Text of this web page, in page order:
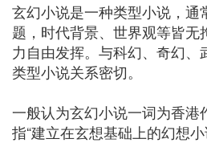
玄幻小说是一种类型小说，通
题，时代背景、世界观等皆无
力自由发挥。与科幻、奇幻、
类型小说关系密切。
一般认为玄幻小说一词为香港
指“建立在玄想基础上的幻想小